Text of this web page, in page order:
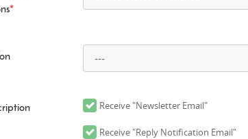
*
Receive "Newsletter Email"
Receive "Reply Notification Email"